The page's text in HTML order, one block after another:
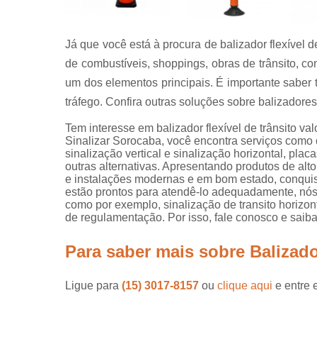
viária
Tachões
Já que você está à procura de balizador flexível
de combustíveis, shoppings, obras de trânsito,
um dos elementos principais. É importante
tráfego. Confira outras soluções sobre
Tem interesse em balizador flexível de trânsito
Sinalizar Sorocaba, você encontra serviços
sinalização vertical e sinalização horizontal,
outras alternativas. Apresentando produtos de
e instalações modernas e em bom estado,
estão prontos para atendê-lo adequadamente,
como por exemplo, sinalização de transito
de regulamentação. Por isso, fale conosco e
Para saber mais sobre
Ligue para (15) 3017-8157 ou clique aqui e entre